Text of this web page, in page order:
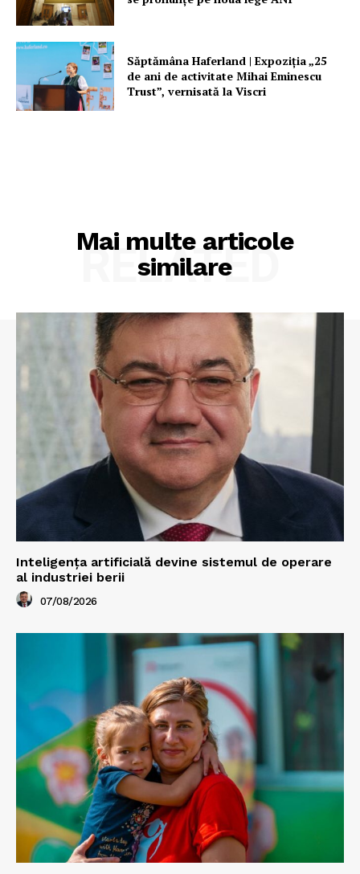
Săptămâna Haferland | Expoziţia „25
de ani de activitate Mihai Eminescu
Trust”, vernisată la Viscri
Mai multe articole
similare
RELATED
Inteligența artificială devine sistemul de operare
al industriei berii
07/08/2026